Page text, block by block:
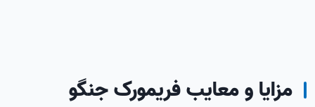
مزایا و معایب فریمورک جنگو